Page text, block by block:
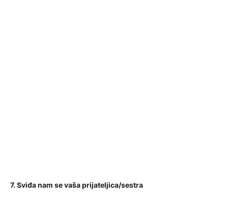
7. Sviđa nam se vaša prijateljica/sestra